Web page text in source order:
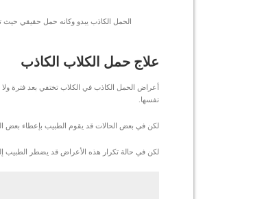
الحمل الكاذب يبدو وكانه حمل حقيقي حيث
علاج حمل الكلاب الكاذب
أعراض الحمل الكاذب في الكلاب تختفي بعد فترة
نفسها.
لكن في بعض الحالات قد يقوم الطبيب بإعطاء بعض
لكن في حالة تكرار هذه الأعراض قد يضطر الطبيب